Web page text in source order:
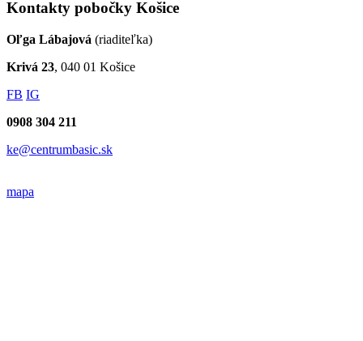
Kontakty pobočky Košice
Oľga Lábajová (riaditeľka)
Krivá 23, 040 01 Košice
FB IG
0908 304 211
ke@centrumbasic.sk
mapa